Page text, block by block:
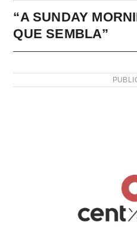
“A SUNDAY
QUE SEMBLA”